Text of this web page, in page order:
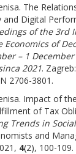
The
Digital
of the 3rd
Economics of
– 1
2021.
2706-3801.
Impact of
of Tax
Trends in
and
4(2), 100-109.